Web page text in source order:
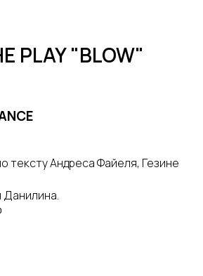
PLAY "BLOW"
тексту Андреса Файеля, Гезине
Данилина.